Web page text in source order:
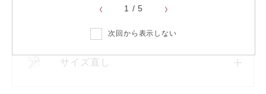
リフレッシュ仕上げ
サイズ直し
1 /5
次回から表示しない